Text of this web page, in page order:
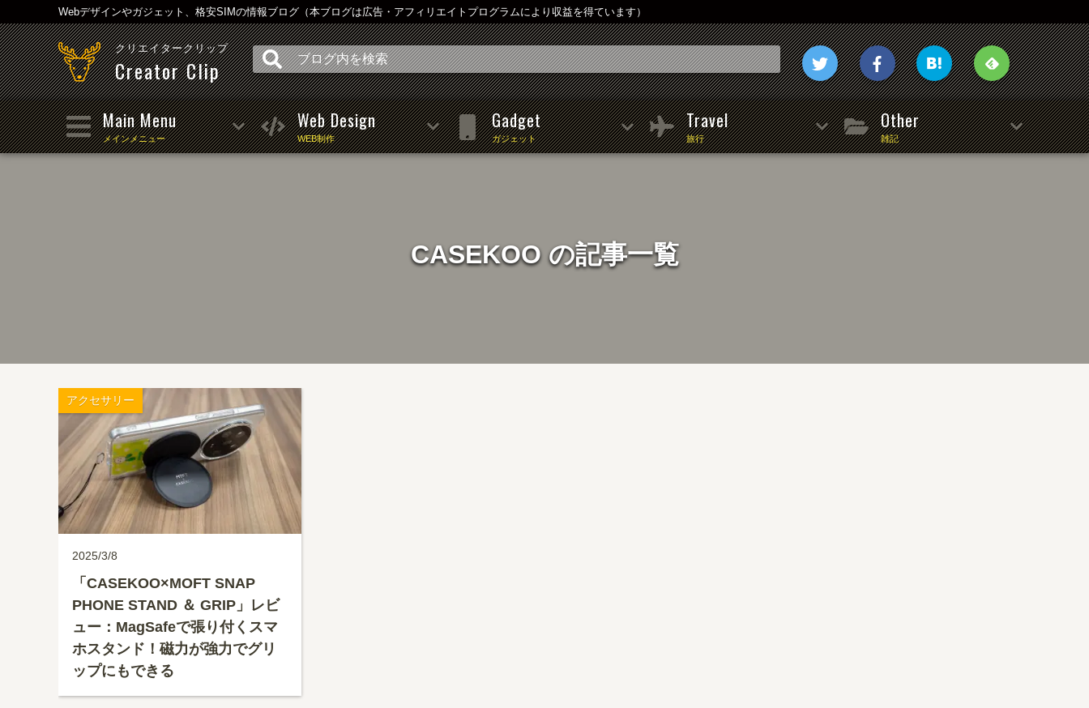
Webデザインやガジェット、格安SIMの情報ブログ（本ブログは広告・アフィリエイトプログラムにより収益を得ています）
クリエイタークリップ
Creator Clip
Main Menu
メインメニュー
Web Design
WEB制作
Gadget
ガジェット
Travel
旅行
Other
雑記
CASEKOO の記事一覧
アクセサリー
2025/3/8
「CASEKOO×MOFT SNAP
PHONE STAND ＆ GRIP」レビ
ュー：MagSafeで張り付くスマ
ホスタンド！磁力が強力でグリ
ップにもできる